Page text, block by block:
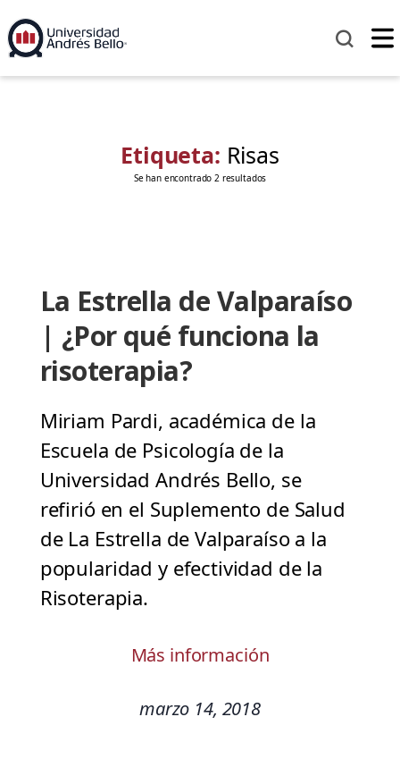
Etiqueta: Risas
Se han encontrado 2 resultados
La Estrella de Valparaíso
| ¿Por qué funciona la
risoterapia?
Miriam Pardi, académica de la
Escuela de Psicología de la
Universidad Andrés Bello, se
refirió en el Suplemento de Salud
de La Estrella de Valparaíso a la
popularidad y efectividad de la
Risoterapia.
Más información
marzo 14, 2018